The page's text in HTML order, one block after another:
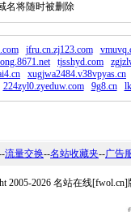
名将随时被删除
jfru.cn.zj123.com
tjsshyd.com
xugjwa2484.v38vpyas.cn
224zyl0.zyeduw.com
9g8.cn
流量交换--名站收藏夹--广告
2005-2026 名站在线